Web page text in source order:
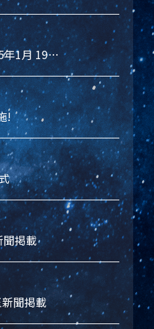
年1月 19…
!
掲載
聞掲載